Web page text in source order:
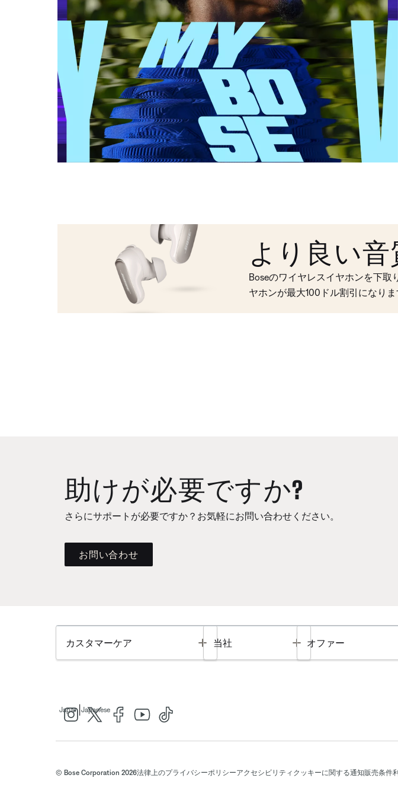
より良い
Boseのワイヤレスイヤホンを下取
ヤホンが最大100ドル割引になりま
助けが必要ですか?
さらにサポートが必要ですか？お気軽にお問い合わせください。
お問い合わせ
カスタマーケア Toggle
当社 Toggle
オファー
Japan Japanese
© Bose Corporation 2026法律上のプライバシーポリシーアクセシビリティ クッキーに関する通知販売条件